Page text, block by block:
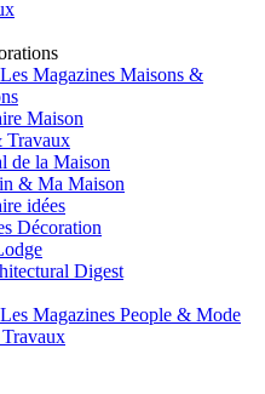
Magazines Maisons &
Maison
Travaux
de la Maison
& Ma Maison
idées
Décoration
Digest
Magazines People & Mode